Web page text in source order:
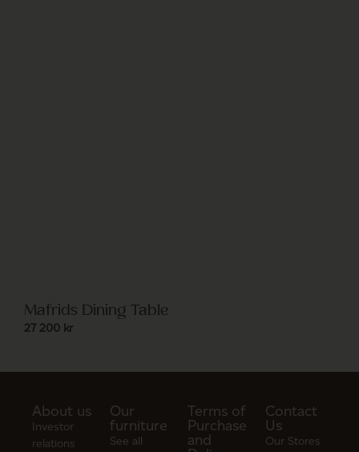
Mafrids Dining Table
27 200 kr
About us
Investor
relations
Our
furniture
See all
Terms of
Purchase
and
Contact
Us
Our Stores